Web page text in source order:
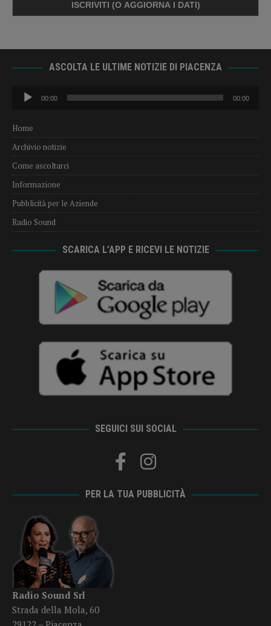
ASCOLTA LE ULTIME NOTIZIE DI PIACENZA
Audio
Player
00:00 00:00
Home
Archivio notizie
Come ascoltarci
Informazione
Pubblicità per le Aziende
Radio Sound
SCARICA L’APP E RICEVI LE NOTIZIE
SEGUICI SUI SOCIAL
PER LA TUA PUBBLICITÀ
Radio Sound Srl
Strada della Mola, 60